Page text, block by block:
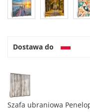
Dostawa do
Szafa ubraniowa